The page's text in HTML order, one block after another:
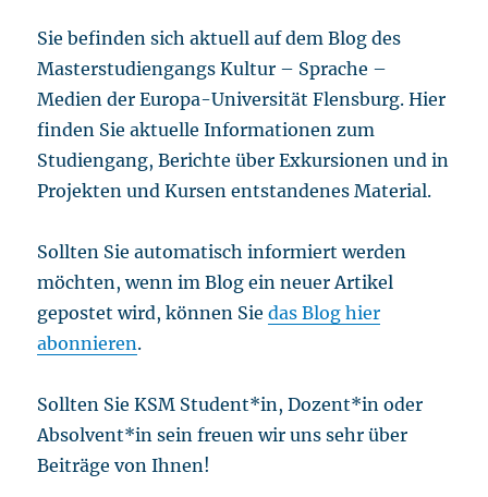
Art
Museum
Sie befinden sich aktuell auf dem Blog des
Masterstudiengangs Kultur – Sprache –
Medien der Europa-Universität Flensburg. Hier
finden Sie aktuelle Informationen zum
Studiengang, Berichte über Exkursionen und in
Projekten und Kursen entstandenes Material.
Sollten Sie automatisch informiert werden
möchten, wenn im Blog ein neuer Artikel
gepostet wird, können Siedas Blog hier
abonnieren.
Sollten Sie KSM Student*in, Dozent*in oder
Absolvent*in sein freuen wir uns sehr über
Beiträge von Ihnen!